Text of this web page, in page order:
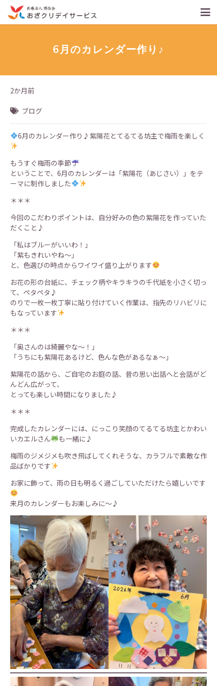
6月のカレンダー作り♪
2か月前
ブログ
6月のカレンダー作り♪紫陽花とてるてる坊主で梅雨を楽しく
もうすぐ梅雨の季節
ということで、6月のカレンダーは「紫陽花（あじさい）」をテ
ーマに制作しました
＊＊＊
今回のこだわりポイントは、自分好みの色の紫陽花を作っていた
だくこと♪
「私はブルーがいいわ！」
「紫もきれいやね～」
と、色選びの時点からワイワイ盛り上がります
お花の形の台紙に、チェック柄やキラキラの千代紙を小さく切っ
て、ペタペタ♪
のりで一枚一枚丁寧に貼り付けていく作業は、指先のリハビリに
もなっています
＊＊＊
「奥さんのは綺麗やな～！」
「うちにも紫陽花あるけど、色んな色があるなぁ～」
紫陽花の話から、ご自宅のお庭の話、昔の思い出話へと会話がど
んどん広がって、
とっても楽しい時間になりました♪
＊＊＊
完成したカレンダーには、にっこり笑顔のてるてる坊主とかわい
いカエルさん
も一緒に♪
梅雨のジメジメも吹き飛ばしてくれそうな、カラフルで素敵な作
品ばかりです
お家に飾って、雨の日も明るく過ごしていただけたら嬉しいです
来月のカレンダーもお楽しみに～♪